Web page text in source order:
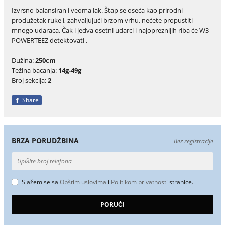
Izvrsno balansiran i veoma lak. Štap se oseća kao prirodni
produžetak ruke i, zahvaljujući brzom vrhu, nećete propustiti
mnogo udaraca. Čak i jedva osetni udarci i najopreznijih riba će W3
POWERTEEZ detektovati .
Dužina:250cm
Težina bacanja: 14g-49g
Broj sekcija:2
Share
BRZA PORUDŽBINA Bez registracije
Slažem se sa Opštim uslovima i Politikom privatnosti stranice.